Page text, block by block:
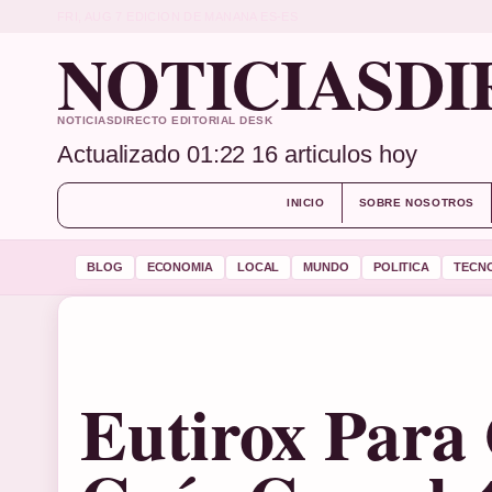
NOTICIASDIRECTO EDITORIAL DESK
Actualizado 01:22 16 articulos hoy
INICIO SOBRE NOSOTROS
BLOG ECONOMIA LOCAL MUNDO POLITICA
Eutirox Para